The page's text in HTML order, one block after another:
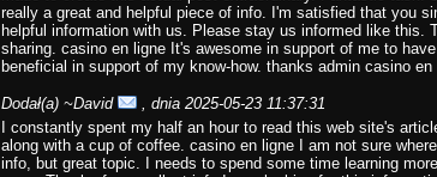
really a great and helpful piece of info. I'm satisfied that you
helpful information with us. Please stay us informed like this.
sharing. casino en ligne It's awesome in support of me to
beneficial in support of my know-how. thanks admin casino en
Dodał(a) ~David
, dnia 2025-05-23 11:37:31
I constantly spent my half an hour to read this web site's
along with a cup of coffee. casino en ligne I am not sure
info, but great topic. I needs to spend some time learning